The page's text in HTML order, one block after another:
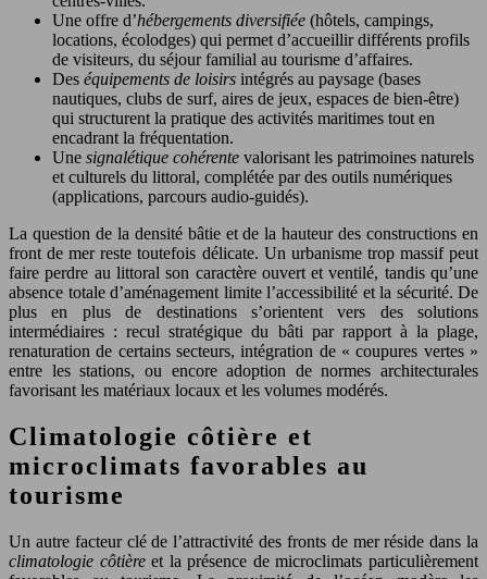
Une offre d’hébergements diversifiée (hôtels, campings,
locations, écolodges) qui permet d’accueillir différents profils
de visiteurs, du séjour familial au tourisme d’affaires.
Des équipements de loisirs intégrés au paysage (bases
nautiques, clubs de surf, aires de jeux, espaces de bien-être)
qui structurent la pratique des activités maritimes tout en
encadrant la fréquentation.
Une signalétique cohérente valorisant les patrimoines naturels
et culturels du littoral, complétée par des outils numériques
(applications, parcours audio-guidés).
La question de la densité bâtie et de la hauteur des constructions en
front de mer reste toutefois délicate. Un urbanisme trop massif peut
faire perdre au littoral son caractère ouvert et ventilé, tandis qu’une
absence totale d’aménagement limite l’accessibilité et la sécurité. De
plus en plus de destinations s’orientent vers des solutions
intermédiaires : recul stratégique du bâti par rapport à la plage,
renaturation de certains secteurs, intégration de « coupures vertes »
entre les stations, ou encore adoption de normes architecturales
favorisant les matériaux locaux et les volumes modérés.
Climatologie côtière et
microclimats favorables au
tourisme
Un autre facteur clé de l’attractivité des fronts de mer réside dans la
climatologie côtièreet la présence de microclimats particulièrement